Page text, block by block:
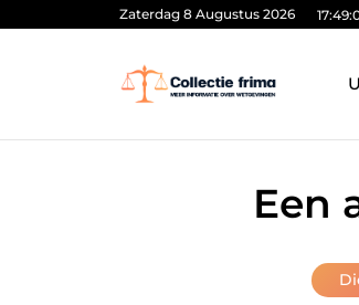
Zaterdag 8 Augustus 2026
Een